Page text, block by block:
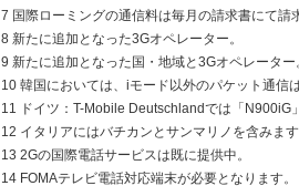
7 国際ローミングの通信料は毎月の請求書にて
8 新たに追加となった3Gオペレーター。
9 新たに追加となった国・地域と3Gオペレーター
10 韓国においては、iモード以外のパケット通信
11 ドイツ：T-Mobile Deutschlandでは「N900iG
12 イタリアにはバチカンとサンマリノを含みま
13 2Gの国際電話サービスは既に提供中。
14 FOMAテレビ電話対応端末が必要となります。